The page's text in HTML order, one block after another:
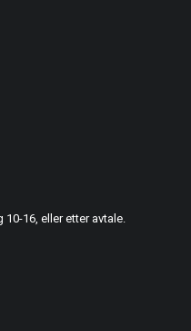
16, eller etter avtale.